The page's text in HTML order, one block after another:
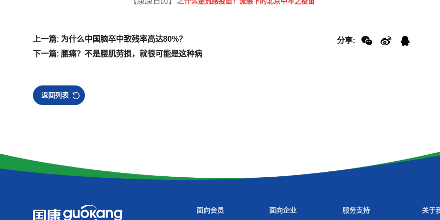
上一篇: 为什么中国脑卒中致残率高达80%？
下一篇: 腰痛？不是腰肌劳损，就很可能是这种病
分享:
返回列表
面向会员 面向企业 服务支持 关于